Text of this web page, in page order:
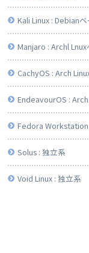
Kali Linux : Debianベ
Manjaro : Archl Lnux
CachyOS : Arch
EndeavourOS :
Fedora Workstation
Solus : 独立系
Void Linux : 独立系